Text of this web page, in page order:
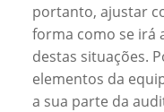
portanto, ajustar
forma como se irá
destas situações.
elementos da
a sua parte da